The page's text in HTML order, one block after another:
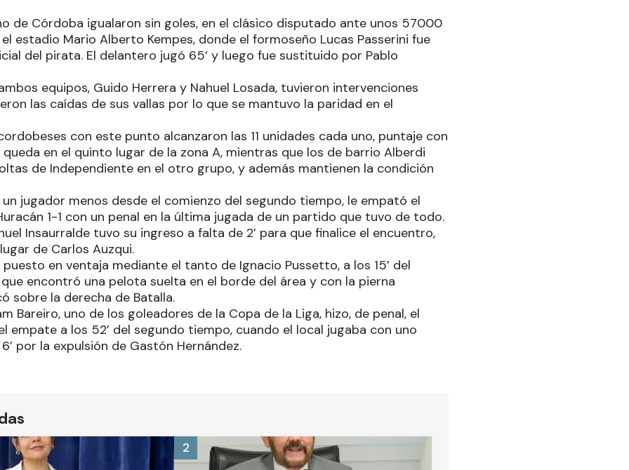
de Córdoba igualaron sin goles, en el clásico disputado ante unos 57000
estadio Mario Alberto Kempes, donde el formoseño Lucas Passerini fue
del pirata. El delantero jugó 65’ y luego fue sustituido por Pablo
equipos, Guido Herrera y Nahuel Losada, tuvieron intervenciones
las caídas de sus vallas por lo que se mantuvo la paridad en el
con este punto alcanzaron las 11 unidades cada uno, puntaje con
queda en el quinto lugar de la zona A, mientras que los de barrio Alberdi
de Independiente en el otro grupo, y además mantienen la condición
un jugador menos desde el comienzo del segundo tiempo, le empató el
1-1 con un penal en la última jugada de un partido que tuvo de todo.
Insaurralde tuvo su ingreso a falta de 2’ para que finalice el encuentro,
de Carlos Auzqui.
en ventaja mediante el tanto de Ignacio Pussetto, a los 15’ del
encontró una pelota suelta en el borde del área y con la pierna
sobre la derecha de Batalla.
Bareiro, uno de los goleadores de la Copa de la Liga, hizo, de penal, el
empate a los 52’ del segundo tiempo, cuando el local jugaba con uno
por la expulsión de Gastón Hernández.
2